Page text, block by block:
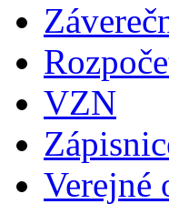
VZN
Verejné